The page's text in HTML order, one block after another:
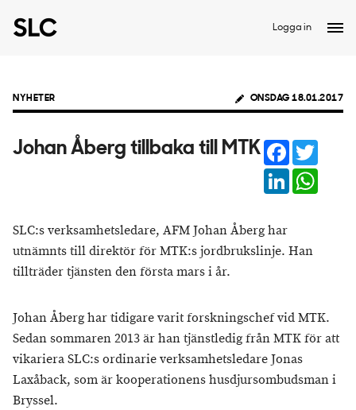
Logga in
NYHETER ONSDAG 18.01.2017
Johan Åberg tillbaka till MTK Facebook
LinkedIn
SLC:s verksamhetsledare, AFM Johan Åberg har
utnämnts till direktör för MTK:s jordbrukslinje. Han
tillträder tjänsten den första mars i år.
Johan Åberg har tidigare varit forskningschef vid MTK.
Sedan sommaren 2013 är han tjänstledig från MTK för att
vikariera SLC:s ordinarie verksamhetsledare Jonas
Laxåback, som är kooperationens husdjursombudsman i
Bryssel.